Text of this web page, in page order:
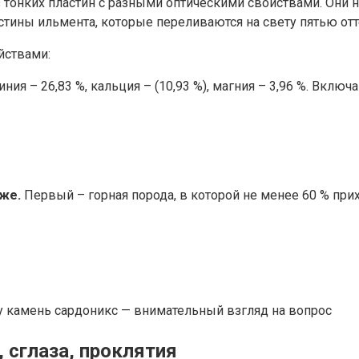
ильмента, которые переливаются на свету пятью
– 26,83 %, кальция – (10,93 %), магния – 3,96 %.
Первый – горная порода, в которой не менее 60 %
сардоникс — внимательный взгляд на вопрос
проклятия